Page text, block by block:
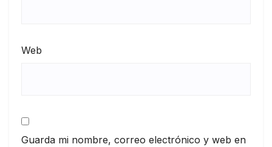
Web
Guarda mi nombre, correo electrónico y web en